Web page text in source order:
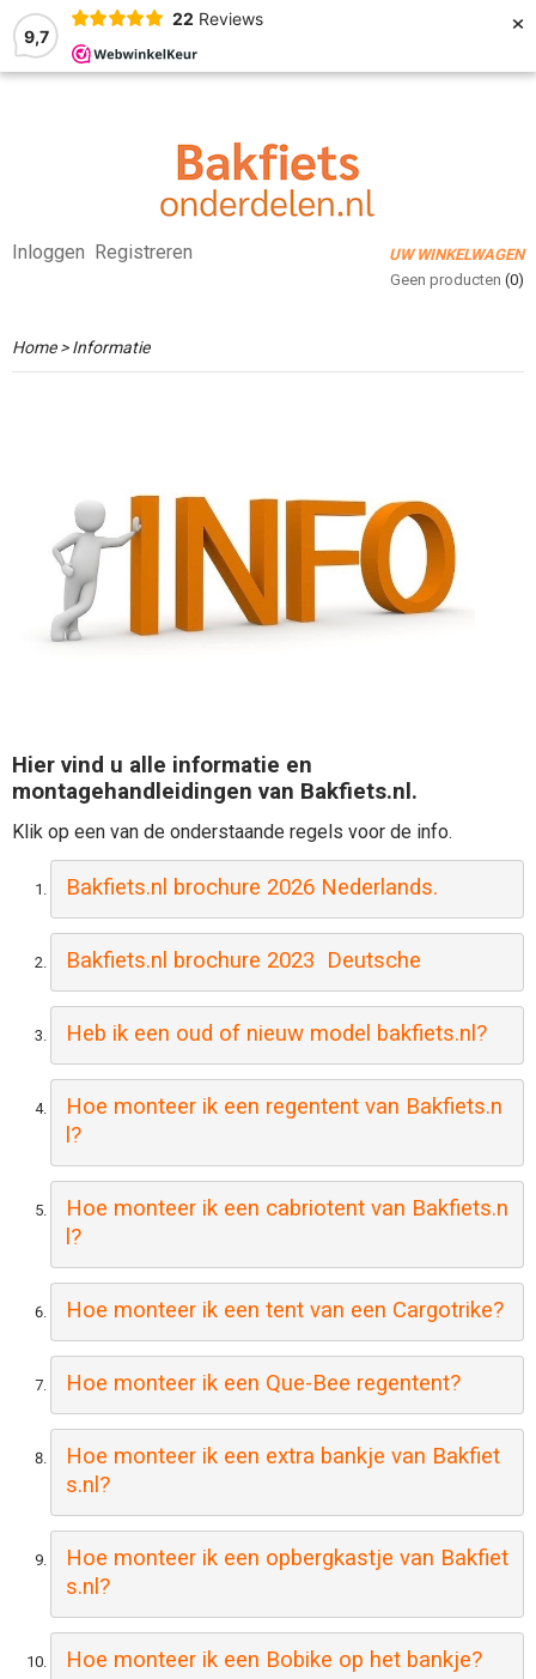
9,7
22 Reviews ×
Inloggen Registreren
UW WINKELWAGEN
Geen producten (0)
Home> Informatie
Hier vind u alle informatie en
montagehandleidingen van Bakfiets.nl.
Klik op een van de onderstaande regels voor de info.
Bakfiets.nl brochure 2026 Nederlands.
Bakfiets.nl brochure 2023  Deutsche
Heb ik een oud of nieuw model bakfiets.nl?
Hoe monteer ik een regentent van Bakfiets.n
l?
Hoe monteer ik een cabriotent van Bakfiets.n
l?
Hoe monteer ik een tent van een Cargotrike?
Hoe monteer ik een Que-Bee regentent?
Hoe monteer ik een extra bankje van Bakfiet
s.nl?
Hoe monteer ik een opbergkastje van Bakfiet
s.nl?
Hoe monteer ik een Bobike op het bankje?